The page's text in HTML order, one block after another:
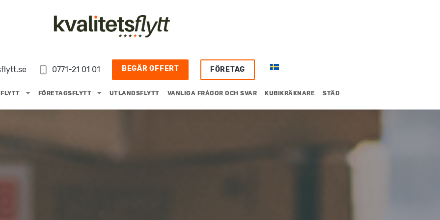
0771-21 01 01 BEGÄR OFFERT FÖRETAG
FLYTT FÖRETAGSFLYTT UTLANDSFLYTT VANLIGA FRÅGOR OCH SVAR KUBIKRÄKNARE STÄD